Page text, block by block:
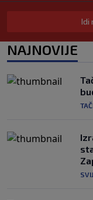
Idi
NAJNOVIJE